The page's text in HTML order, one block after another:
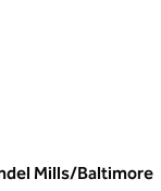
Mills/Baltimore